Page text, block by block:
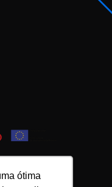
ótima